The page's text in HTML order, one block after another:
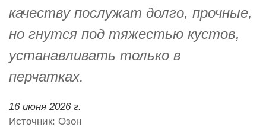
качеству послужат долго, прочные,
но гнутся под тяжестью кустов,
устанавливать только в
перчатках.
16 июня 2026 г.
Источник: Озон